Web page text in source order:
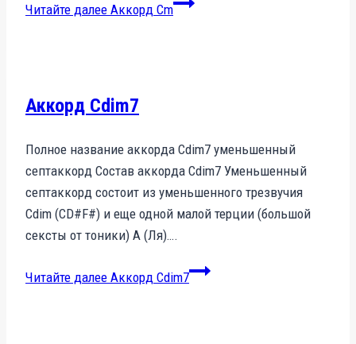
Читайте далее Аккорд Cm
Аккорд Cdim7
Полное название аккорда Cdim7 уменьшенный
септаккорд Состав аккорда Cdim7 Уменьшенный
септаккорд состоит из уменьшенного трезвучия
Cdim (CD#F#) и еще одной малой терции (большой
сексты от тоники) A (Ля)….
Читайте далее Аккорд Cdim7